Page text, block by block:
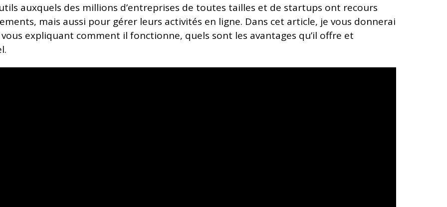
auxquels des millions d’entreprises de toutes tailles et de startups ont recours
mais aussi pour gérer leurs activités en ligne. Dans cet article, je vous donnerai
expliquant comment il fonctionne, quels sont les avantages qu’il offre et